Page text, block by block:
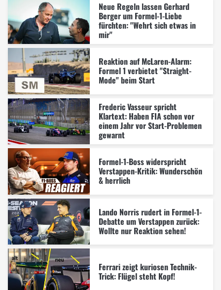
Neue Regeln lassen Gerhard
Berger um Formel-1-Liebe
fürchten: "Wehrt sich etwas in
mir"
Reaktion auf McLaren-Alarm:
Formel 1 verbietet "Straight-
Mode" beim Start
Frederic Vasseur spricht
Klartext: Haben FIA schon vor
einem Jahr vor Start-Problemen
gewarnt
Formel-1-Boss widerspricht
Verstappen-Kritik: Wunderschön
& herrlich
Lando Norris rudert in Formel-1-
Debatte um Verstappen zurück:
Wollte nur Reaktion sehen!
Ferrari zeigt kuriosen Technik-
Trick: Flügel steht Kopf!